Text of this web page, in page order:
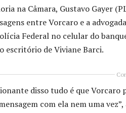
na Câmara, Gustavo Gayer
entre Vorcaro e a
Federal no celular do
escritório de Viviane Barci.
disso tudo é que Vorcaro
com ela nem uma